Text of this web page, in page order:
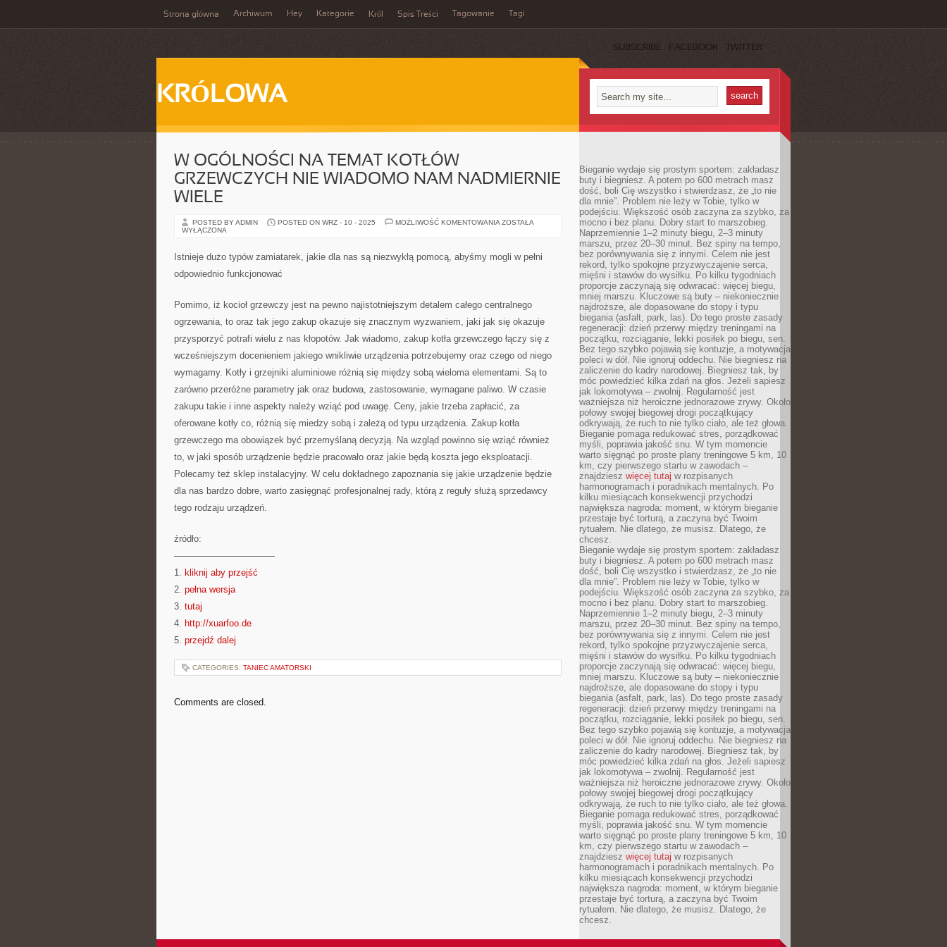
Strona główna Archiwum Hey Kategorie Król Spis Treści Tagowanie Tagi
SUBSCRIBE FACEBOOK TWITTER
KRÓLOWA
W OGÓLNOŚCI NA TEMAT KOTŁÓW
GRZEWCZYCH NIE WIADOMO NAM NADMIERNIE
WIELE
POSTED BY ADMIN POSTED ON WRZ - 10 - 2025 MOŻLIWOŚĆ KOMENTOWANIA W
KOTŁÓW
GRZEWCZYCH
ZOSTAŁA
WYŁĄCZONA
Istnieje dużo typów zamiatarek, jakie dla nas są niezwykłą pomocą, abyśmy mogli w pełni
odpowiednio funkcjonować
Pomimo, iż kocioł grzewczy jest na pewno najistotniejszym detalem całego centralnego
ogrzewania, to oraz tak jego zakup okazuje się znacznym wyzwaniem, jaki jak się okazuje
przysporzyć potrafi wielu z nas kłopotów. Jak wiadomo, zakup kotła grzewczego łączy się z
wcześniejszym docenieniem jakiego wnikliwie urządzenia potrzebujemy oraz czego od niego
wymagamy. Kotły i grzejniki aluminiowe różnią się między sobą wieloma elementami. Są to
zarówno przeróżne parametry jak oraz budowa, zastosowanie, wymagane paliwo. W czasie
zakupu takie i inne aspekty należy wziąć pod uwagę. Ceny, jakie trzeba zapłacić, za
oferowane kotły co, różnią się miedzy sobą i zależą od typu urządzenia. Zakup kotła
grzewczego ma obowiązek być przemyślaną decyzją. Na wzgląd powinno się wziąć również
to, w jaki sposób urządzenie będzie pracowało oraz jakie będą koszta jego eksploatacji.
Polecamy też sklep instalacyjny. W celu dokładnego zapoznania się jakie urządzenie będzie
dla nas bardzo dobre, warto zasięgnąć profesjonalnej rady, którą z reguły służą sprzedawcy
tego rodzaju urządzeń.
źródło:
———————————
1. kliknij aby przejść
2. pełna wersja
3. tutaj
4. http://xuarfoo.de
5. przejdź dalej
CATEGORIES: TANIEC AMATORSKI
Comments are closed.
Bieganie wydaje się prostym sportem: zakładasz
buty i biegniesz. A potem po 600 metrach masz
dość, boli Cię wszystko i stwierdzasz, że „to nie
dla mnie”. Problem nie leży w Tobie, tylko w
podejściu. Większość osób zaczyna za szybko, za
mocno i bez planu. Dobry start to marszobieg.
Naprzemiennie 1–2 minuty biegu, 2–3 minuty
marszu, przez 20–30 minut. Bez spiny na tempo,
bez porównywania się z innymi. Celem nie jest
rekord, tylko spokojne przyzwyczajenie serca,
mięśni i stawów do wysiłku. Po kilku tygodniach
proporcje zaczynają się odwracać: więcej biegu,
mniej marszu. Kluczowe są buty – niekoniecznie
najdroższe, ale dopasowane do stopy i typu
biegania (asfalt, park, las). Do tego proste zasady
regeneracji: dzień przerwy między treningami na
początku, rozciąganie, lekki posiłek po biegu, sen.
Bez tego szybko pojawią się kontuzje, a motywacja
poleci w dół. Nie ignoruj oddechu. Nie biegniesz na
zaliczenie do kadry narodowej. Biegniesz tak, by
móc powiedzieć kilka zdań na głos. Jeżeli sapiesz
jak lokomotywa – zwolnij. Regularność jest
ważniejsza niż heroiczne jednorazowe zrywy. Około
połowy swojej biegowej drogi początkujący
odkrywają, że ruch to nie tylko ciało, ale też głowa.
Bieganie pomaga redukować stres, porządkować
myśli, poprawia jakość snu. W tym momencie
warto sięgnąć po proste plany treningowe 5 km, 10
km, czy pierwszego startu w zawodach –
znajdziesz więcej tutaj w rozpisanych
harmonogramach i poradnikach mentalnych. Po
kilku miesiącach konsekwencji przychodzi
największa nagroda: moment, w którym bieganie
przestaje być torturą, a zaczyna być Twoim
rytuałem. Nie dlatego, że musisz. Dlatego, że
chcesz.
Bieganie wydaje się prostym sportem: zakładasz
buty i biegniesz. A potem po 600 metrach masz
dość, boli Cię wszystko i stwierdzasz, że „to nie
dla mnie”. Problem nie leży w Tobie, tylko w
podejściu. Większość osób zaczyna za szybko, za
mocno i bez planu. Dobry start to marszobieg.
Naprzemiennie 1–2 minuty biegu, 2–3 minuty
marszu, przez 20–30 minut. Bez spiny na tempo,
bez porównywania się z innymi. Celem nie jest
rekord, tylko spokojne przyzwyczajenie serca,
mięśni i stawów do wysiłku. Po kilku tygodniach
proporcje zaczynają się odwracać: więcej biegu,
mniej marszu. Kluczowe są buty – niekoniecznie
najdroższe, ale dopasowane do stopy i typu
biegania (asfalt, park, las). Do tego proste zasady
regeneracji: dzień przerwy między treningami na
początku, rozciąganie, lekki posiłek po biegu, sen.
Bez tego szybko pojawią się kontuzje, a motywacja
poleci w dół. Nie ignoruj oddechu. Nie biegniesz na
zaliczenie do kadry narodowej. Biegniesz tak, by
móc powiedzieć kilka zdań na głos. Jeżeli sapiesz
jak lokomotywa – zwolnij. Regularność jest
ważniejsza niż heroiczne jednorazowe zrywy. Około
połowy swojej biegowej drogi początkujący
odkrywają, że ruch to nie tylko ciało, ale też głowa.
Bieganie pomaga redukować stres, porządkować
myśli, poprawia jakość snu. W tym momencie
warto sięgnąć po proste plany treningowe 5 km, 10
km, czy pierwszego startu w zawodach –
znajdziesz więcej tutaj w rozpisanych
harmonogramach i poradnikach mentalnych. Po
kilku miesiącach konsekwencji przychodzi
największa nagroda: moment, w którym bieganie
przestaje być torturą, a zaczyna być Twoim
rytuałem. Nie dlatego, że musisz. Dlatego, że
chcesz.